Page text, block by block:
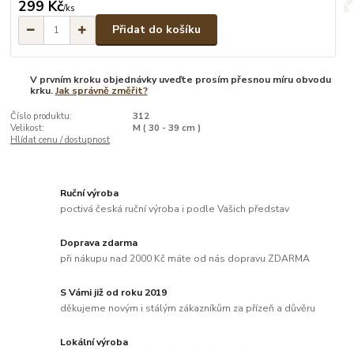
299 Kč/ks
Přidat do košíku
V prvním kroku objednávky uveďte prosím přesnou míru obvodu
krku.Jak správně změřit?
Číslo produktu:
312
Velikost:
M ( 30 - 39 cm )
Hlídat cenu / dostupnost
Ruční výroba
poctivá česká ruční výroba i podle Vašich představ
Doprava zdarma
při nákupu nad 2000 Kč máte od nás dopravu ZDARMA
S Vámi již od roku 2019
děkujeme novým i stálým zákazníkům za přízeň a důvěru
Lokální výroba